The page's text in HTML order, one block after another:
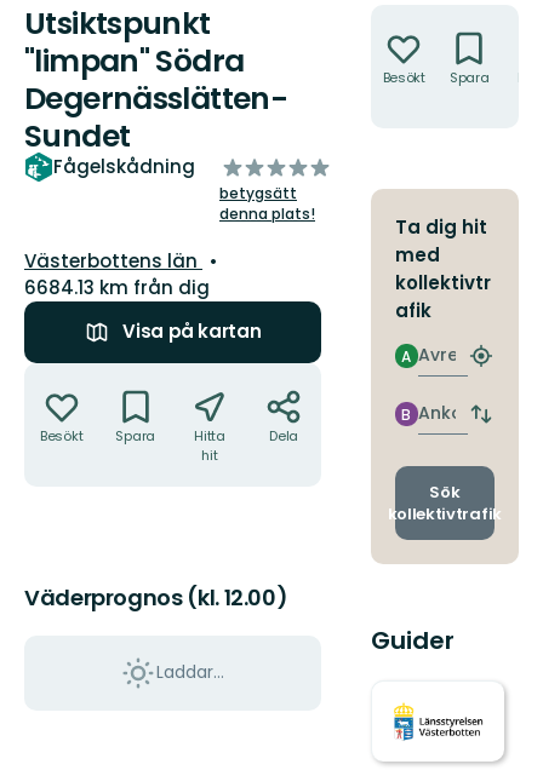
Utsiktspunkt
"limpan" Södra
Degernässlätten-
Sundet
Fågelskådning
av
5
stjärnor
betygsätt
denna plats!
Län:
Västerbottens län
6684.13 km från dig
Visa på kartan
Besökt Spara
Hitta
hit
Dela
Väderprognos (kl. 12.00)
Laddar...
Besökt Spara
Ta dig hit
med
kollektivtr
afik
Avresa
A
Hitta
Ankomst
B
Byt
och
Sök
kollektivtrafik
Guider